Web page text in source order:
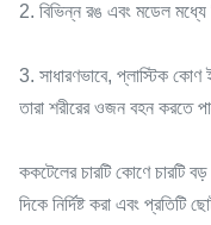
2. বিভিন্ন রঙ এবং মডেল
3. সাধারণভাবে, প্লাস্টিক কোণ
তারা শরীরের ওজন বহন করতে
ককটেলের চারটি কোণে চারটি
দিকে নির্দিষ্ট করা এবং